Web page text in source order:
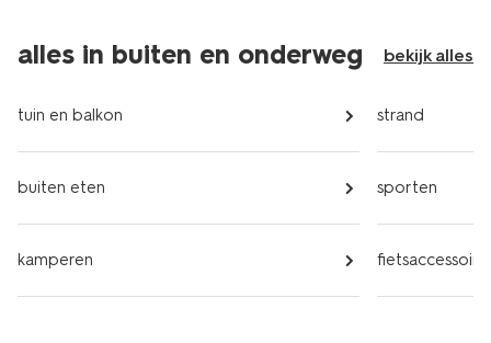
alles in buiten en onderweg bekijk alles
tuin en balkon
buiten eten
kamperen
strand
sporten